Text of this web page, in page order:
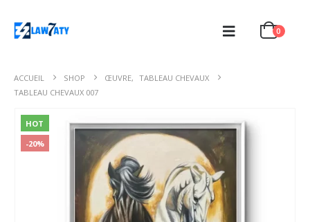
0
ACCUEIL SHOP ŒUVRE, TABLEAU CHEVAUX
TABLEAU CHEVAUX 007
HOT
-20%